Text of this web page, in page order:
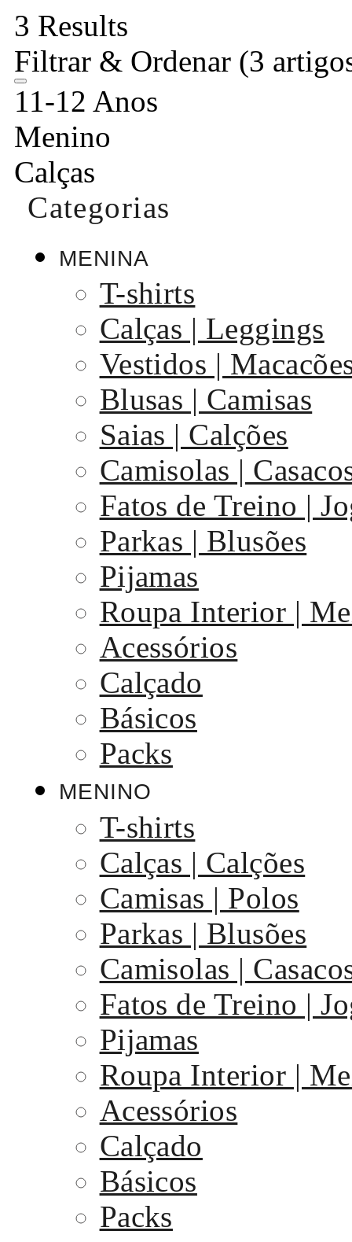
3 Results
Filtrar & Ordenar (3
11-12 Anos
Menino
Calças
Categorias
MENINA
T-shirts
Calças | Leggings
Vestidos |
Blusas | Camisas
Saias | Calções
Camisolas |
Fatos de Treino |
Parkas | Blusões
Pijamas
Roupa Interior |
Acessórios
Calçado
Básicos
Packs
MENINO
T-shirts
Calças | Calções
Camisas | Polos
Parkas | Blusões
Camisolas |
Fatos de Treino |
Pijamas
Roupa Interior |
Acessórios
Calçado
Básicos
Packs